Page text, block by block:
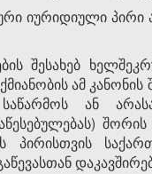
იურიდიული
შესახებ
ამ
საწარმოს ან
პირისთვის
გაწევასთან